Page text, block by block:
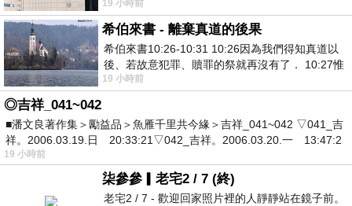
19 小時前
希伯來書 - 離棄真道的後果
希伯來書10:26-10:31 10:26因為我們得知真道以
後、若故意犯罪、贖罪的祭就再沒有了． 10:27惟
有戰懼等候審判和那燒滅眾敵人的烈火
19 小時前
◎吉祥_041~042
■潘文良著作集＞勵益品＞魚雁千里共今緣＞吉祥_041~042 ▽041_吉
祥。2006.03.19.日 20:33:21▽042_吉祥。2006.03.20.一 13:47:2
19 小時前
柒參參▎老宅2 / 7 (終)
老宅2 / 7 - 歡迎回家照片裡的人靜靜站在鏡子前。